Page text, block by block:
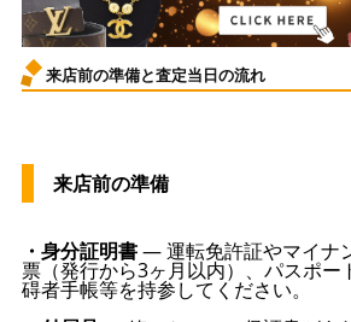
来店前の準備と査定当日の流れ
来店前の準備
・身分証明書— 運転免許証やマイナ
票（発行から3ヶ月以内）、パスポー
碍者手帳等を持参してください。